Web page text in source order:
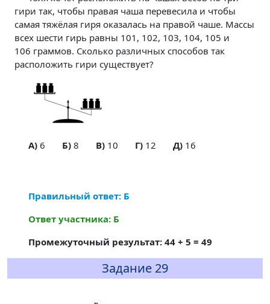
гири так, чтобы правая чаша перевесила и чтобы
самая тяжёлая гиря оказалась на правой чаше. Массы
всех шести гирь равны 101, 102, 103, 104, 105 и
106 граммов. Сколько различных способов так
расположить гири существует?
A)6 Б)8 В)10 Г)12 Д)16
Правильный ответ: Б
Ответ участника: Б
Промежуточный результат: 44 + 5 = 49
Задание 29